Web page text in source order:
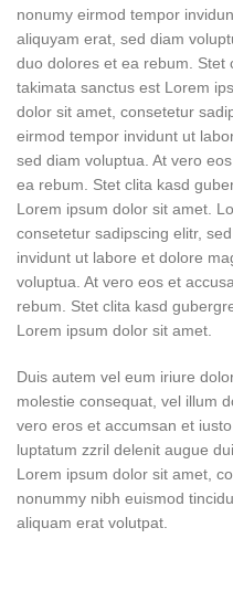
nonumy eirmod tempor
aliquyam erat, sed diam
duo dolores et ea rebum. Stet
takimata sanctus est Lorem
dolor sit amet, consetetur
eirmod tempor invidunt ut
sed diam voluptua. At vero
ea rebum. Stet clita kasd
Lorem ipsum dolor sit amet.
consetetur sadipscing elitr,
invidunt ut labore et dolore
voluptua. At vero eos et
rebum. Stet clita kasd
Lorem ipsum dolor sit amet.
Duis autem vel eum iriure
molestie consequat, vel illum
vero eros et accumsan et
luptatum zzril delenit augue
Lorem ipsum dolor sit amet,
nonummy nibh euismod
aliquam erat volutpat.